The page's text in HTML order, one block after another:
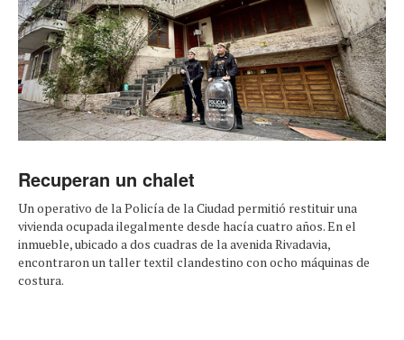
Recuperan un chalet
Un operativo de la Policía de la Ciudad permitió restituir una
vivienda ocupada ilegalmente desde hacía cuatro años. En el
inmueble, ubicado a dos cuadras de la avenida Rivadavia,
encontraron un taller textil clandestino con ocho máquinas de
costura.